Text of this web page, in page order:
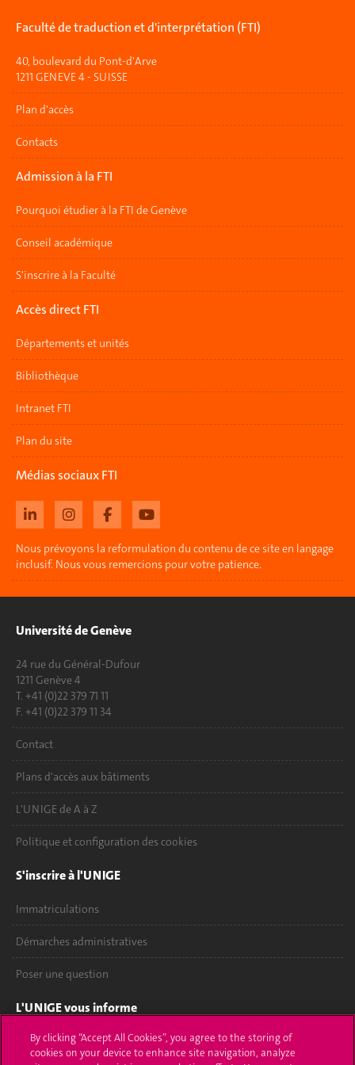
Faculté de traduction et d'interprétation (FTI)
40, boulevard du Pont-d'Arve
1211 GENEVE 4 - SUISSE
Plan d'accès
Contacts
Admission à la FTI
Pourquoi étudier à la FTI de Genève
Conseil académique
S'inscrire à la Faculté
Accès direct FTI
Départements et unités
Bibliothèque
Intranet FTI
Plan du site
Médias sociaux FTI
Nous prévoyons la reformulation du contenu de ce site en langage
inclusif. Nous vous remercions pour votre patience.
Université de Genève
24 rue du Général-Dufour
1211 Genève 4
T. +41 (0)22 379 71 11
F. +41 (0)22 379 11 34
Contact
Plans d'accès aux bâtiments
L'UNIGE de A à Z
Politique et configuration des cookies
S'inscrire à l'UNIGE
Immatriculations
Démarches administratives
Poser une question
L'UNIGE vous informe
UNIGE Mobile
By clicking “Accept All Cookies”, you agree to the storing of
cookies on your device to enhance site navigation, analyze